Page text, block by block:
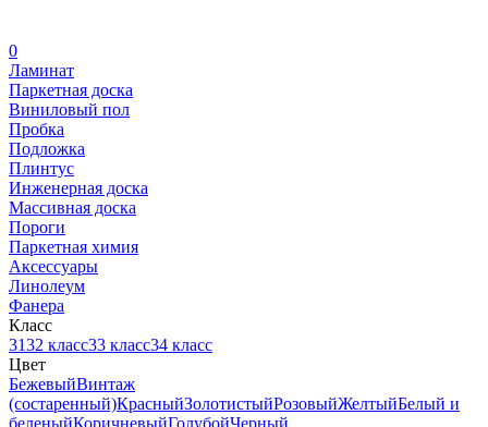
0
Ламинат
Паркетная доска
Виниловый пол
Пробка
Подложка
Плинтус
Инженерная доска
Массивная доска
Пороги
Паркетная химия
Аксессуары
Линолеум
Фанера
Класс
3132 класс33 класс34 класс
Цвет
БежевыйВинтаж
(состаренный)КрасныйЗолотистыйРозовыйЖелтыйБелый и
беленыйКоричневыйГолубойЧерный